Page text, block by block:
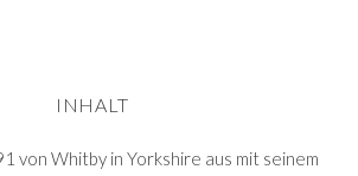
INHALT
von Whitby in Yorkshire aus mit seinem